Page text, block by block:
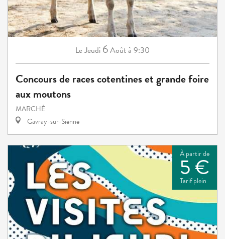
LeJeudi 6Aoûtà 9:30
Concours de races cotentines et grande foire
aux moutons
MARCHÉ
Gavray-sur-Sienne
À partir de
5 €
Tarif plein